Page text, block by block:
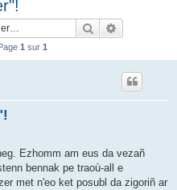
Rechercher
1 sur 1
Ezhomm am eus da vezañ
bennak pe traoù-all e
met n'eo ket posubl da zigoriñ ar